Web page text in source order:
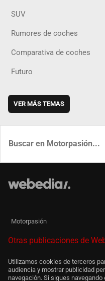
SUV
Rumores de coches
Comparativa de coches
Futuro
VER MÁS TEMAS
Motorpasión
Otras publicaciones de
Utilizamos cookies de terceros
audiencia y mostrar publicidad
navegación. Si sigues